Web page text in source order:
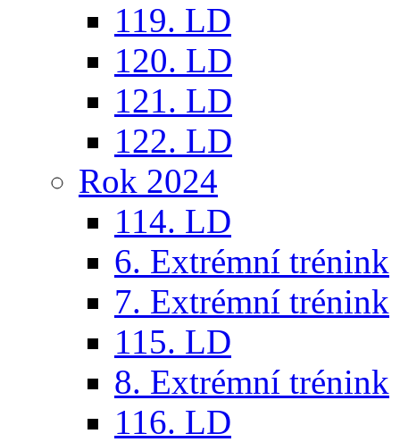
119. LD
120. LD
121. LD
122. LD
Rok 2024
114. LD
6. Extrémní trénink
7. Extrémní trénink
115. LD
8. Extrémní trénink
116. LD